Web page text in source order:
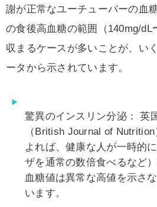
謝が正常なユーチューバーの血糖
の食後高血糖の範囲（140mg/dL
収まるケースが多いことが、い
ータから示されています。
驚異のインスリン分泌：
英
（British Journal of
よれば、健康な人が一時的
ザを通常の数倍食べるなど
血糖値は異常な高値を示さ
います。